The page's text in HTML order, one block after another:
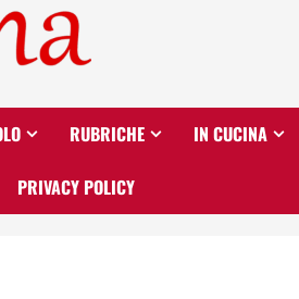
RUBRICHE IN CUCINA
PRIVACY POLICY